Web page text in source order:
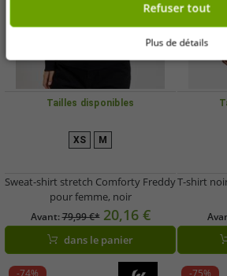
Tailles disponibles
XS M
Sweat-shirt stretch Comforty Freddy
pour femme, noir
Avant:79,99 €* 20,16 €
dans le panier
T-shirt
-74% -75%
Refuser tout
Plus de détails